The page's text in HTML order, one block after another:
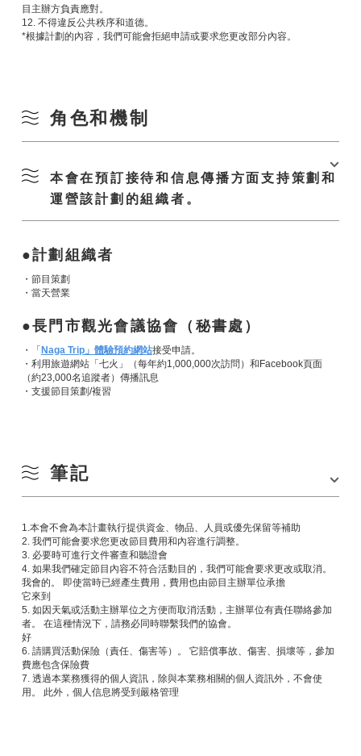
目主辦方負責應對。
12. 不得違反公共秩序和道德。
*根據計劃的內容，我們可能會拒絕申請或要求您更改部分內容。
角色和機制
本會在預訂接待和信息傳播方面支持策劃和
運營該計劃的組織者。
計劃組織者
・節目策劃
・當天營業
長門市觀光會議協會（秘書處）
・「Naga Trip」體驗預約網站接受申請。
・利用旅遊網站「七火」（每年約1,000,000次訪問）和Facebook頁面
（約23,000名追蹤者）傳播訊息
・支援節目策劃/複習
筆記
1.本會不會為本計畫執行提供資金、物品、人員或優先保留等補助
2. 我們可能會要求您更改節目費用和內容進行調整。
3. 必要時可進行文件審查和聽證會
4. 如果我們確定節目內容不符合活動目的，我們可能會要求更改或取消。
我會的。 即使當時已經產生費用，費用也由節目主辦單位承擔
它來到
5. 如因天氣或活動主辦單位之方便而取消活動，主辦單位有責任聯絡參加
者。 在這種情況下，請務必同時聯繫我們的協會。
好
6. 請購買活動保險（責任、傷害等）。 它賠償事故、傷害、損壞等，參加
費應包含保險費
7. 透過本業務獲得的個人資訊，除與本業務相關的個人資訊外，不會使
用。 此外，個人信息將受到嚴格管理